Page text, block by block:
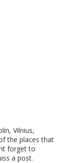
Vilnius,
the places that
forget to
a post.